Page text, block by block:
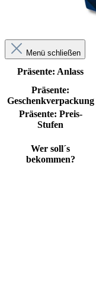
Menü schließen
Präsente: Anlass
Präsente:
Geschenkverpackung
Präsente: Preis-
Stufen
Wer soll´s
bekommen?